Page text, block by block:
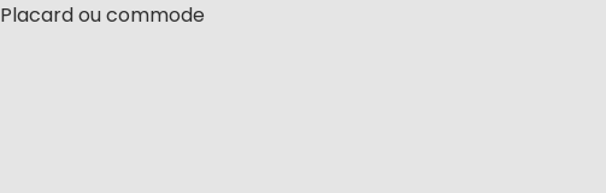
Placard ou commode